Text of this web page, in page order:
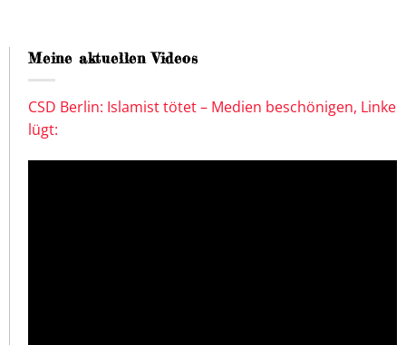
Meine aktuellen Videos
CSD Berlin: Islamist tötet – Medien beschönigen, Linke
lügt: